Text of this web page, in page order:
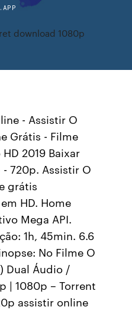
download 1080p
- Assistir O
Grátis - Filme
2019 Baixar
720p. Assistir O
grátis
HD. Home
Mega API.
1h, 45min. 6.6
No Filme O
Dual Áudio /
| 1080p – Torrent
assistir online